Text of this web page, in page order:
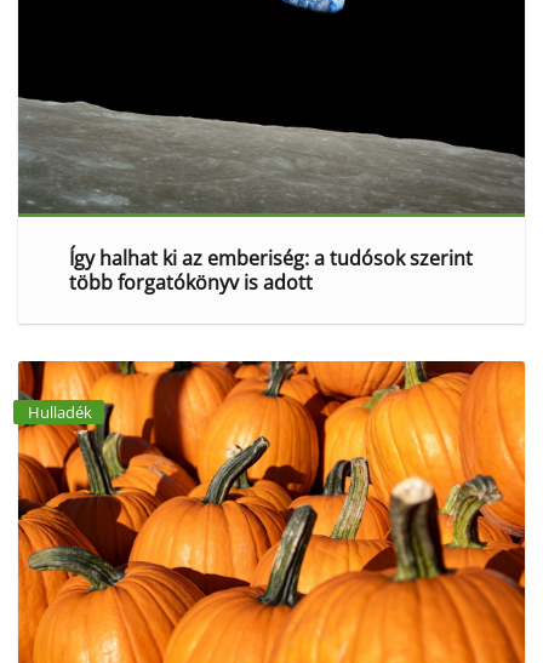
Így halhat ki az emberiség: a tudósok szerint
több forgatókönyv is adott
Hulladék